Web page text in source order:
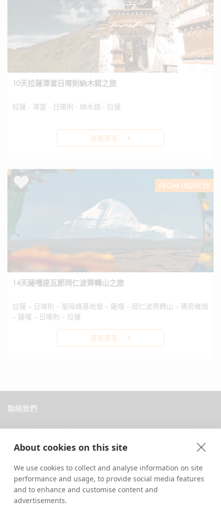
About cookies on this site
We use cookies to collect and analyse information on site
performance and usage, to provide social media features
and to enhance and customise content and
advertisements.
10天拉薩澤當日喀則納木錯之旅
拉薩 - 澤當 - 日喀則 - 納木錯 - 拉薩
查看更多
FROM USD3129
14天薩嘎達瓦節岡仁波齊轉山之旅
拉薩 – 日喀則 – 聖母峰基地營 – 薩嘎 – 岡仁波齊轉山 – 瑪旁雍錯
– 薩嘎 – 日喀則 – 拉薩
查看更多
聯絡我們
中國西藏拉薩當惹路8號 Dava 私人會館
+86 18583346229
inquiry@greattibettour.com
跟我們連絡